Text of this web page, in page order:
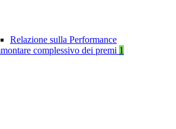
Relazione sulla Performance
complessivo dei premi 1